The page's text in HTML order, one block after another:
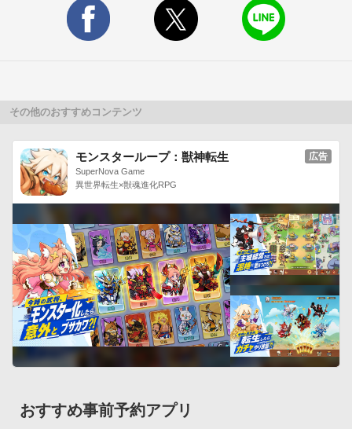
「バレエハードル」でのオリンピック出場を目指し脱サラを決
意した。ジャンル：エキサイティングおやじアクション
い合わせください。
その他のおすすめコンテンツ
モンスターループ：獣神転生
SuperNova Game
異世界転生×獣魂進化RPG
広告
おすすめ事前予約アプリ